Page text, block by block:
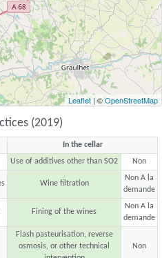
Leaflet | ©OpenStreetMap
(2019)
In the cellar
Use of additives other than SO2
Non
Wine filtration
Non A la
demande
Fining of the wines
Non A la
demande
Flash pasteurisation, reverse
osmosis, or other technical
Non